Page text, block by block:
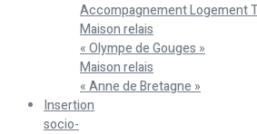
Accompagnement Logement
Maison relais
« Olympe de Gouges »
Maison relais
« Anne de Bretagne »
Insertion
socio-